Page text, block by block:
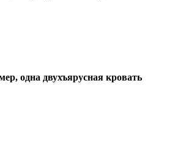
одна двухъярусная кровать